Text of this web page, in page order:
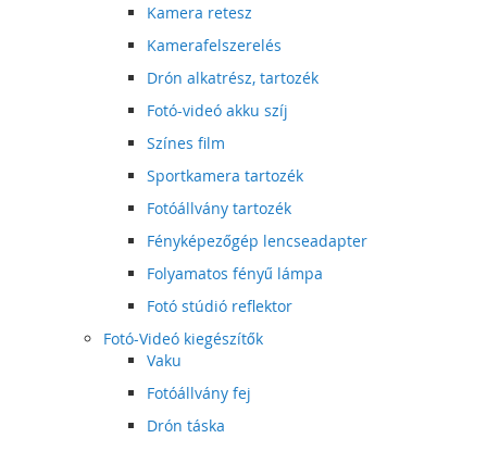
Kamera retesz
Kamerafelszerelés
Drón alkatrész, tartozék
Fotó-videó akku szíj
Színes film
Sportkamera tartozék
Fotóállvány tartozék
Fényképezőgép lencseadapter
Folyamatos fényű lámpa
Fotó stúdió reflektor
Fotó-Videó kiegészítők
Vaku
Fotóállvány fej
Drón táska